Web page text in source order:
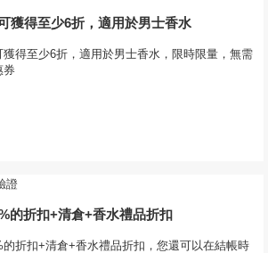
獲得至少6折，適用於男士香水
獲得至少6折，適用於男士香水，限時限量，無需
券
證
的折扣+清倉+香水禮品折扣
的折扣+清倉+香水禮品折扣，您還可以在結帳時